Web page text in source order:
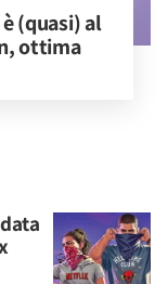
(quasi) al
ottima